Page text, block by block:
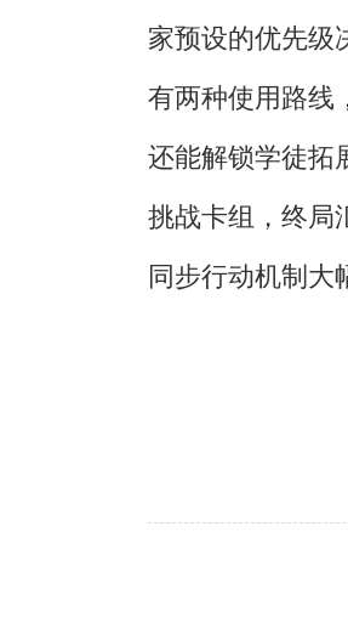
家预设的优先级
有两种使用路线
还能解锁学徒拓
挑战卡组，终局
同步行动机制大